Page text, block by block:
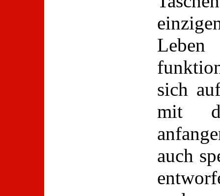
sich
mit
auch